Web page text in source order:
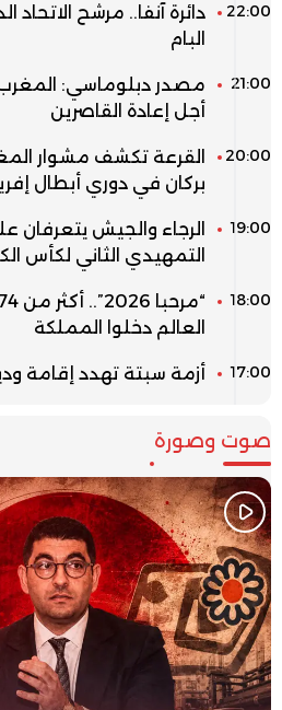
22:00
دائرة آنفا.. مرشح
البام
21:00
مصدر دبلوماسي:
أجل إعادة القاصرين
20:00
القرعة تكشف مشوار
بركان في دوري أبطال
19:00
الرجاء والجيش يتعرفان
التمهيدي الثاني لكأس
18:00
العالم دخلوا المملكة
17:00 أزمة سبتة تهدد إقامة
صوت وصورة